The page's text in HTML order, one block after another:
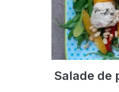
Salade de